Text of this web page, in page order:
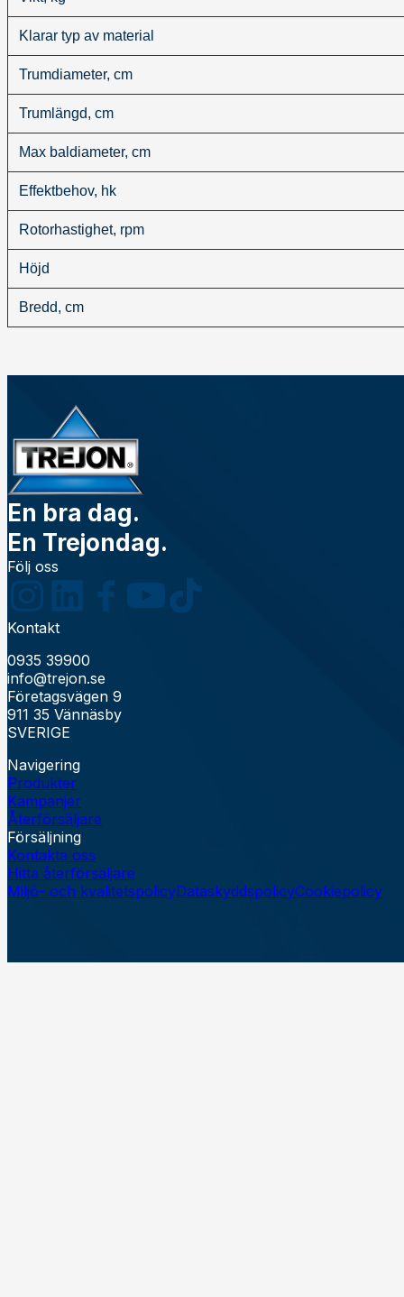
Klarar typ av material
Trumdiameter, cm
Trumlängd, cm
Max baldiameter, cm
Effektbehov, hk
Rotorhastighet, rpm
Höjd
Bredd, cm
En bra dag.
En Trejondag.
Följ oss
Kontakt
0935 39900
info@trejon.se
Företagsvägen 9
911 35 Vännäsby
SVERIGE
Navigering
Produkter
Kampanjer
Återförsäljare
Försäljning
Kontakta oss
Hitta återförsäljare
Miljö- och kvalitetspolicyDataskyddspolicyCookiepolicy